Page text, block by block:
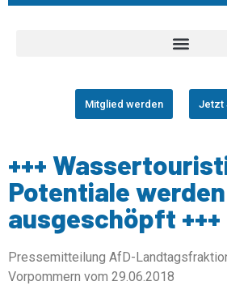
Mitglied werden Jetzt
+++
Potentiale
ausgeschöpft +++
Pressemitteilung AfD-
Vorpommern vom 29.06.2018